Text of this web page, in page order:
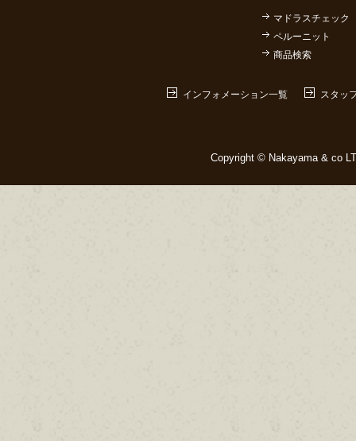
マドラスチェック
ペルーニット
商品検索
インフォメーション一覧 スタッ
Copyright © Nakayama & co